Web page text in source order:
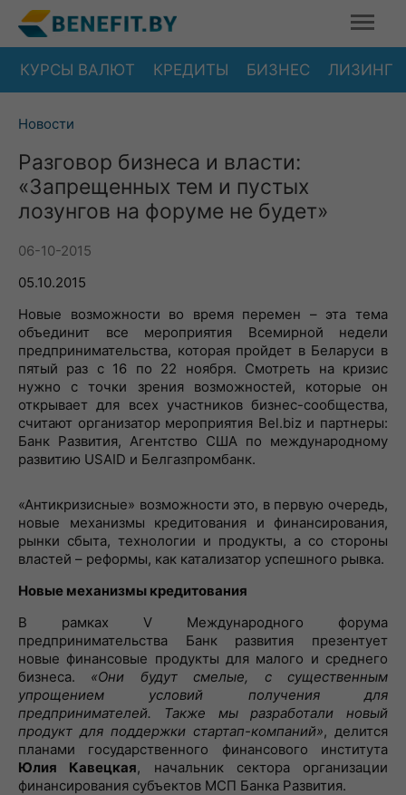
КУРСЫ ВАЛЮТ КРЕДИТЫ БИЗНЕС ЛИЗИНГ
Новости
Разговор бизнеса и власти:
«Запрещенных тем и пустых
лозунгов на форуме не будет»
06-10-2015
05.10.2015
Новые возможности во время перемен – эта тема
объединит все мероприятия Всемирной недели
предпринимательства, которая пройдет в Беларуси в
пятый раз с 16 по 22 ноября. Смотреть на кризис
нужно с точки зрения возможностей, которые он
открывает для всех участников бизнес-сообщества,
считают организатор мероприятия Bel.biz и партнеры:
Банк Развития, Агентство США по международному
развитию USAID и Белгазпромбанк.
«Антикризисные» возможности это, в первую очередь,
новые механизмы кредитования и финансирования,
рынки сбыта, технологии и продукты, а со стороны
властей – реформы, как катализатор успешного рывка.
Новые механизмы кредитования
В рамках V Международного форума
предпринимательства Банк развития презентует
новые финансовые продукты для малого и среднего
бизнеса. «Они будут смелые, с существенным
упрощением условий получения для
предпринимателей. Также мы разработали новый
продукт для поддержки стартап-компаний», делится
планами государственного финансового института
Юлия Кавецкая, начальник сектора организации
финансирования субъектов МСП Банка Развития.